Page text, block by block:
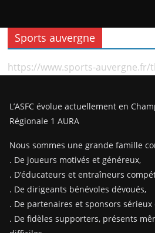
Sports auvergne
https://www.sports-
L’ASFC évolue actuellement en
Régionale 1 AURA
Nous sommes une grande famille
. De joueurs motivés et généreux,
. D’éducateurs et entraîneurs
. De dirigeants bénévoles dévoués,
. De partenaires et sponsors sérieux
. De fidèles supporters, présents